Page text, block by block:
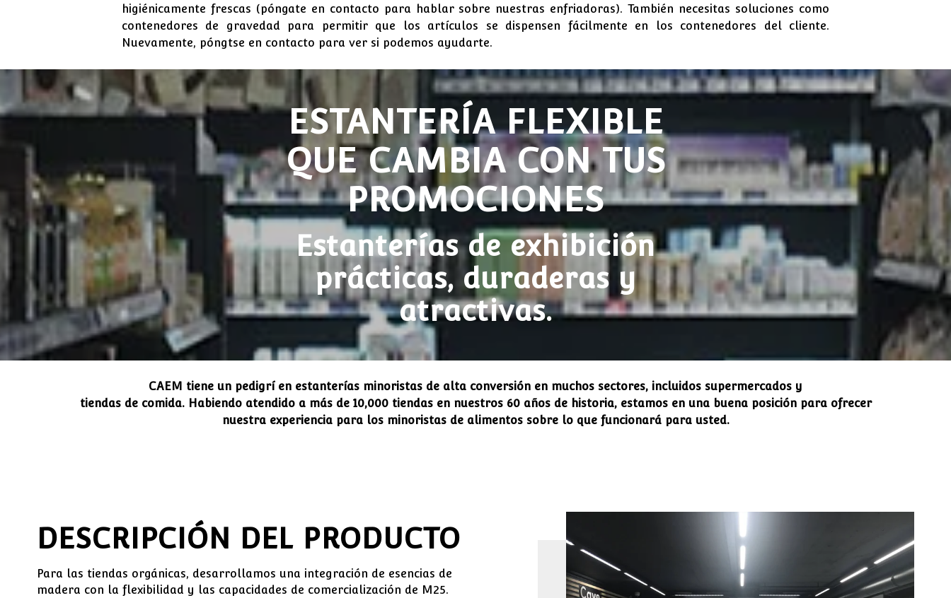
higiénicamente frescas (póngate en contacto para hablar sobre nuestras enfriadoras). También necesitas soluciones como
contenedores de gravedad para permitir que los artículos se dispensen fácilmente en los contenedores del cliente.
Nuevamente, póngtse en contacto para ver si podemos ayudarte.
ESTANTERÍA FLEXIBLE
QUE CAMBIA CON TUS
PROMOCIONES
Estanterías de exhibición
prácticas, duraderas y
atractivas.
CAEM tiene un pedigrí en estanterías minoristas de alta conversión en muchos sectores, incluidos supermercados y
tiendas de comida. Habiendo atendido a más de 10,000 tiendas en nuestros 60 años de historia, estamos en una buena posición para ofrecer
nuestra experiencia para los minoristas de alimentos sobre lo que funcionará para usted.
DESCRIPCIÓN DEL PRODUCTO
Para las tiendas orgánicas, desarrollamos una integración de esencias de
madera con la flexibilidad y las capacidades de comercialización de M25.